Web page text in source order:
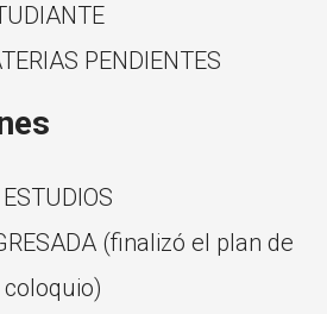
PENDIENTES
(finalizó el plan de